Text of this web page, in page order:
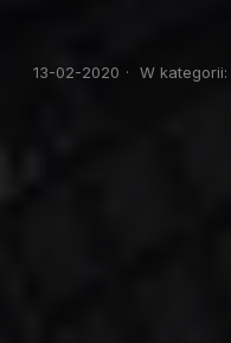
13-02-2020 · W kategorii: